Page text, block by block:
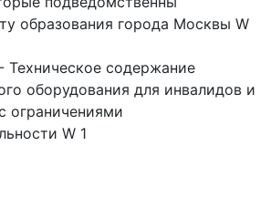
образования города Москвы W
Техническое содержание
оборудования для инвалидов и
ограничениями
W 1